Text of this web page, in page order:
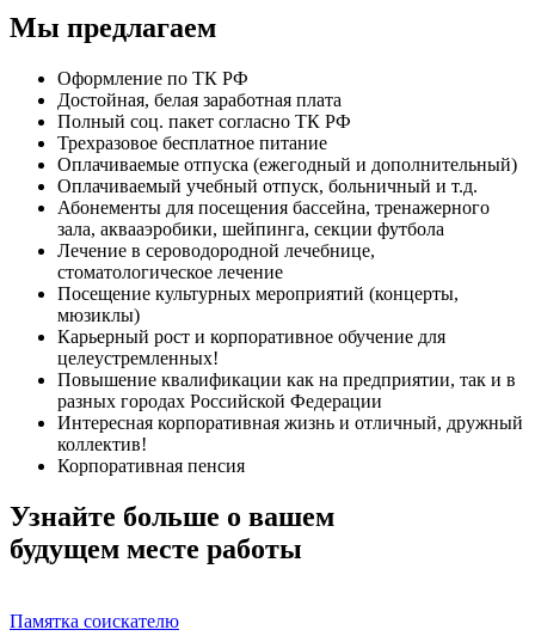
Мы предлагаем
Оформление по ТК РФ
Достойная, белая заработная плата
Полный соц. пакет согласно ТК РФ
Трехразовое бесплатное питание
Оплачиваемые отпуска (ежегодный и дополнительный)
Оплачиваемый учебный отпуск, больничный и т.д.
Абонементы для посещения бассейна, тренажерного
зала, аквааэробики, шейпинга, секции футбола
Лечение в сероводородной лечебнице,
стоматологическое лечение
Посещение культурных мероприятий (концерты,
мюзиклы)
Карьерный рост и корпоративное обучение для
целеустремленных!
Повышение квалификации как на предприятии, так и в
разных городах Российской Федерации
Интересная корпоративная жизнь и отличный, дружный
коллектив!
Корпоративная пенсия
Узнайте больше о вашем
будущем месте работы
Памятка соискателю